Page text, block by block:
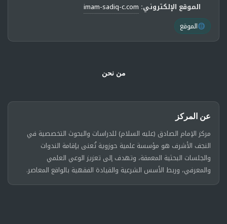
الموقع الإلكتروني: imam-sadiq-c.com
الموقع
من نحن
عن المركز
مركز الإمام الصادق (عليه السلام) للدراسات والبحوث التخصصية في
النجف الأشرف هو مؤسسة علمية حوزوية تُعنى بإقامة الندوات
والجلسات البحثية المعمقة، وتهدف إلى تعزيز الوعي العلمي
والمعرفي، وربط الأسس الشرعية والقيادة الفقهية بالواقع المعاصر.